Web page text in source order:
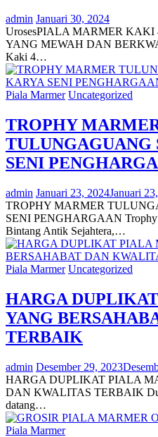
admin Januari 30, 2024
UrosesPIALA MARMER
YANG MEWAH DAN
Kaki 4…
Piala Marmer Uncategorized
TROPHY
TULUNGAGUANG
SENI
admin Januari 23, 2024Januari
TROPHY MARMER
SENI PENGHARGAAN Trophy
Bintang Antik Sejahtera,…
Piala Marmer Uncategorized
HARGA
YANG
TERBAIK
admin Desember 29, 2023
HARGA DUPLIKAT PIALA
DAN KWALITAS TERBAIK
datang…
Piala Marmer